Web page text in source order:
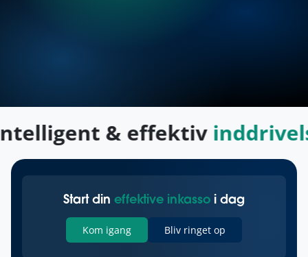
& effektiv
Start din effektive inkasso i dag
Kom igang Bliv ringet op